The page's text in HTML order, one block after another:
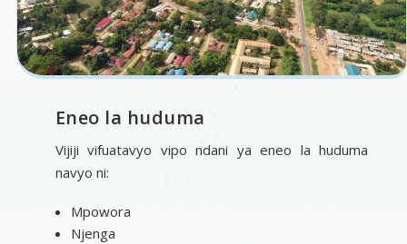
Eneo la huduma
Vijiji vifuatavyo vipo ndani ya eneo la huduma
navyo ni:
Mpowora
Njenga